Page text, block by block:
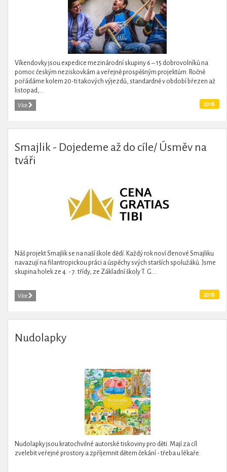
Víkendovky jsou expedice mezinárodní skupiny 6 – 15 dobrovolníků na
pomoc českým neziskovkám a veřejně prospěšným projektům. Ročně
pořádáme kolem 20-ti takových výjezdů, standardně v období březen až
listopad,...
Více 2018
Smajlik - Dojedeme až do cíle/ Úsměv na
tváři
Náš projekt Smajlik se na naší škole dědí. Každý rok noví členové Smajliku
navazují na filantropickou práci a úspěchy svých starších spolužáků. Jsme
skupina holek ze 4. - 7. třídy, ze Základní školy T. G....
Více 2018
Nudolapky
Nudolapky jsou kratochvilné autorské tiskoviny pro děti. Mají za cíl
zvelebit veřejné prostory a zpříjemnit dětem čekání - třeba u lékaře.